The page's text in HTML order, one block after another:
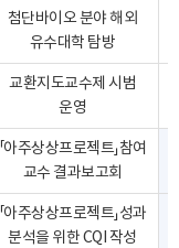
첨단바이오 분야 해외
유수대학 탐방
교환지도교수제 시범
운영
「아주상상프로젝트」참여
교수 결과보고회
「아주상상프로젝트」성과
분석을 위한 CQI 작성